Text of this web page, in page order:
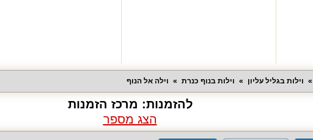
וילות בגליל עליון וילות בנוף כנרת וילה אל הנוף
להזמנות: מרכז הזמנות
הצג מספר